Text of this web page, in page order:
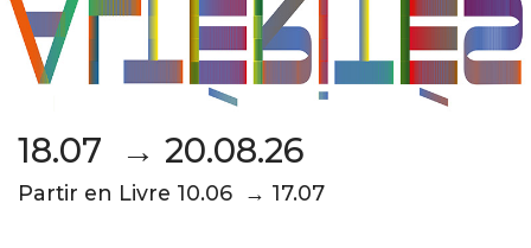
18.07 → 20.08.26
Partir en Livre 10.06 → 17.07